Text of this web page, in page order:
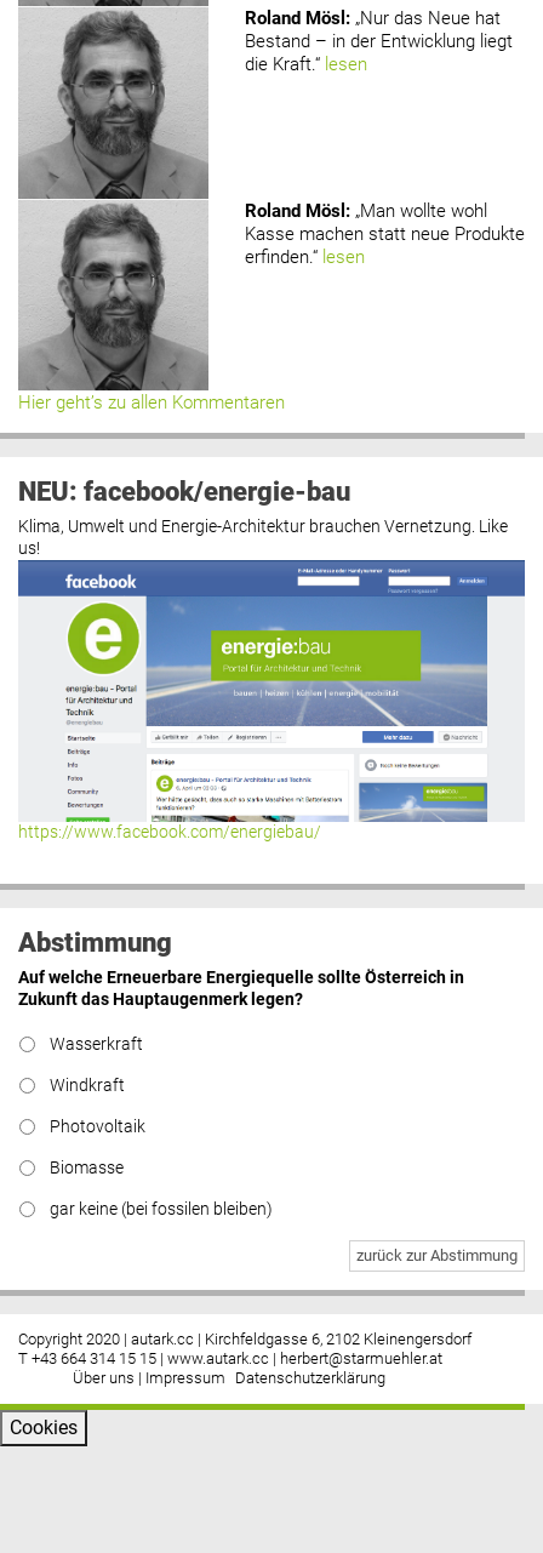
Roland Mösl : „Nur das Neue hat
Bestand – in der Entwicklung liegt
die Kraft.“ lesen
Roland Mösl : „Man wollte wohl
Kasse machen statt neue Produkte
erfinden.“ lesen
Hier geht’s zu allen Kommentaren
NEU: facebook/energie-bau
Klima, Umwelt und Energie-Architektur brauchen Vernetzung. Like
us!
https://www.facebook.com/energiebau/
Abstimmung
Auf welche Erneuerbare Energiequelle sollte Österreich in
Zukunft das Hauptaugenmerk legen?
Wasserkraft
Windkraft
Photovoltaik
Biomasse
gar keine (bei fossilen bleiben)
zurück zur Abstimmung
Copyright 2020 | autark.cc | Kirchfeldgasse 6, 2102 Kleinengersdorf
T +43 664 314 15 15 | www.autark.cc | herbert@starmuehler.at
Über uns | Impressum Datenschutzerklärung
Cookies